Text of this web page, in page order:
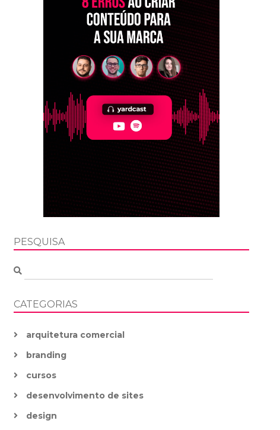
PESQUISA
CATEGORIAS
arquitetura comercial
branding
cursos
desenvolvimento de sites
design